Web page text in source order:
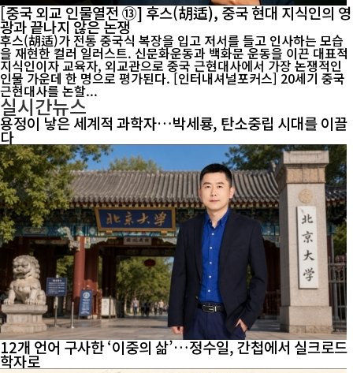
[중국 외교 인물열전 ⑬] 후스(胡适), 중국 현대 지식인의 영
광과 끝나지 않은 논쟁
후스(胡适)가 전통 중국식 복장을 입고 저서를 들고 인사하는 모습
을 재현한 컬러 일러스트. 신문화운동과 백화문 운동을 이끈 대표적
지식인이자 교육자, 외교관으로 중국 근현대사에서 가장 논쟁적인
인물 가운데 한 명으로 평가된다. [인터내셔널포커스] 20세기 중국
근현대사를 논할...
실시간뉴스
용정이 낳은 세계적 과학자…박세룡, 탄소중립 시대를 이끌
다
12개 언어 구사한 ‘이중의 삶’…정수일, 간첩에서 실크로드
학자로